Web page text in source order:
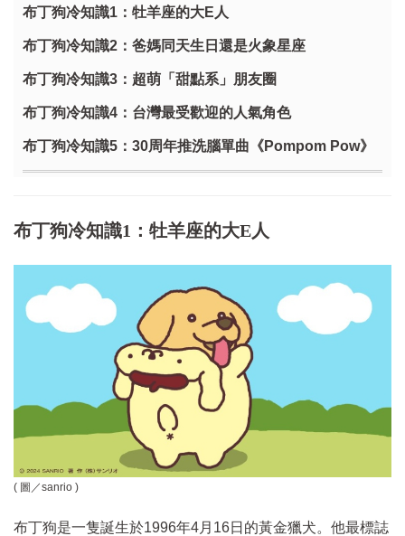
布丁狗冷知識1：牡羊座的大E人
布丁狗冷知識2：爸媽同天生日還是火象星座
布丁狗冷知識3：超萌「甜點系」朋友圈
布丁狗冷知識4：台灣最受歡迎的人氣角色
布丁狗冷知識5：30周年推洗腦單曲《Pompom Pow》
布丁狗冷知識1：牡羊座的大E人
( 圖／sanrio )
布丁狗是一隻誕生於1996年4月16日的黃金獵犬。他最標誌